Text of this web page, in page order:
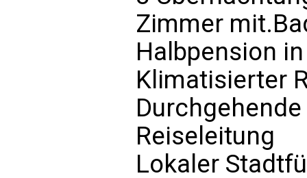
Zimmer
Halbpension
Klimatisierter
Reiseleitung
Lokaler